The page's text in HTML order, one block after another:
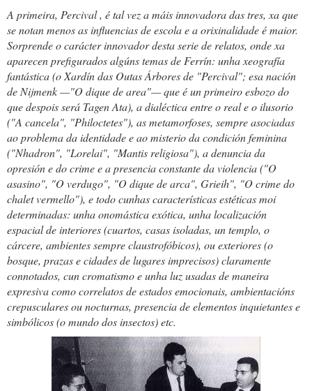
A primeira, Percival, étal vez a máis innovadora das tres, xa que
se notan menos as influencias de escola e a orixinalidade é maior.
Sorprende o carácter innovador desta serie de relatos, onde xa
aparecen prefigurados algúns temas de Ferrín: unha xeografía
fantástica (o Xardín das Outas Árbores de "Percival"; esa nación
de Nijmenk —"O dique de area"— que é un primeiro esbozo do
que despois será Tagen Ata), a dialéctica entre o real e o ilusorio
("A cancela", "Philoctetes"), as metamorfoses, sempre asociadas
ao problema da identidade e ao misterio da condición feminina
("Nhadron", "Lorelai", "Mantis religiosa"), a denuncia da
opresión e do crime e a presencia constante da violencia ("O
asasino", "O verdugo", "O dique de arca", Grieih", "O crime do
chalet vermello"), e todo cunhas características estéticas moi
determinadas: unha onomástica exótica, unha localización
espacial de interiores (cuartos, casas isoladas, un templo, o
cárcere, ambientes sempre claustrofóbicos), ou exteriores (o
bosque, prazas e cidades de lugares imprecisos) claramente
connotados, cun cromatismo e unha luz usadas de maneira
expresiva como correlatos de estados emocionais, ambientacións
crepusculares ou nocturnas, presencia de elementos inquietantes e
simbólicos (o mundo dos insectos) etc.